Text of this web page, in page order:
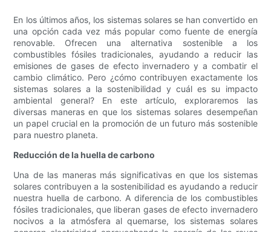
En los últimos años, los sistemas solares se han convertido en
una opción cada vez más popular como fuente de energía
renovable. Ofrecen una alternativa sostenible a los
combustibles fósiles tradicionales, ayudando a reducir las
emisiones de gases de efecto invernadero y a combatir el
cambio climático. Pero ¿cómo contribuyen exactamente los
sistemas solares a la sostenibilidad y cuál es su impacto
ambiental general? En este artículo, exploraremos las
diversas maneras en que los sistemas solares desempeñan
un papel crucial en la promoción de un futuro más sostenible
para nuestro planeta.
Reducción de la huella de carbono
Una de las maneras más significativas en que los sistemas
solares contribuyen a la sostenibilidad es ayudando a reducir
nuestra huella de carbono. A diferencia de los combustibles
fósiles tradicionales, que liberan gases de efecto invernadero
nocivos a la atmósfera al quemarse, los sistemas solares